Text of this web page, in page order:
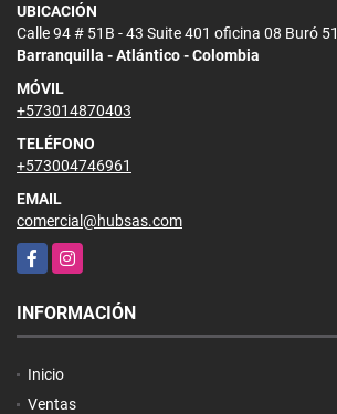
UBICACIÓN
Calle 94 # 51B - 43 Suite 401 oficina 08 Buró 51
Barranquilla - Atlántico - Colombia
MÓVIL
+573014870403
TELÉFONO
+573004746961
EMAIL
comercial@hubsas.com
FacebookInstagram
INFORMACIÓN
Inicio
Ventas